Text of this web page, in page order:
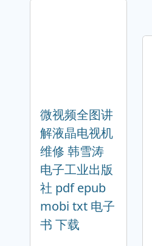
微视频全图讲
解液晶电视机
维修 韩雪涛
电子工业出版
社 pdf epub
mobi txt 电子
书 下载